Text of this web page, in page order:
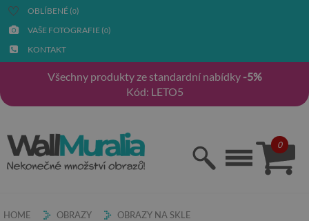
OBLÍBENÉ (0)
VAŠE FOTOGRAFIE (0)
KONTAKT
Všechny produkty ze standardní nabídky -5%
Kód: LETO5
0
HOME OBRAZY
OBRAZY NA SKLE